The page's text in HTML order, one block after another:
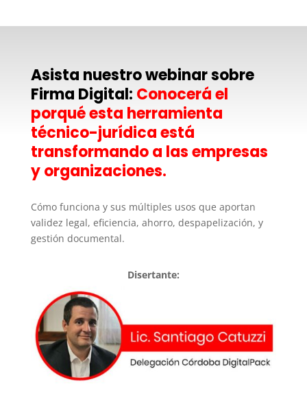
Asista nuestro webinar sobre
Firma Digital: Conocerá el
porqué esta herramienta
técnico-jurídica está
transformando a las empresas
y organizaciones.
Cómo funciona y sus múltiples usos que aportan
validez legal, eficiencia, ahorro, despapelización, y
gestión documental.
Disertante: